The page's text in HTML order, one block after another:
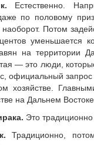
Естественно.
по половому
Потом
уменьшается
на территории
— это люди,
официальный запрос
хозяйстве.
на Дальнем
Это
Традиционно,